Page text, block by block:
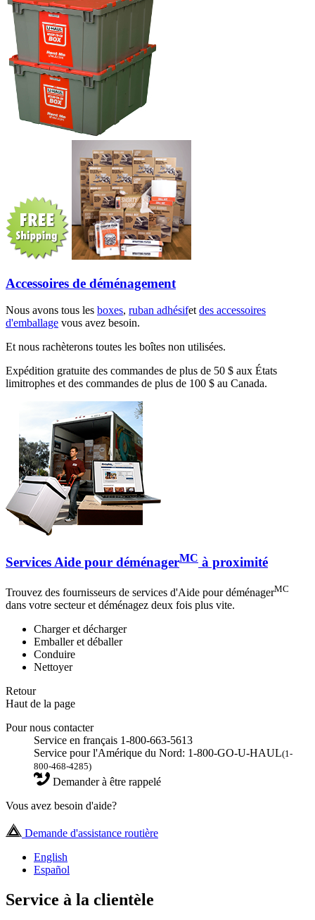
Accessoires de déménagement
Nous avons tous les boxes, ruban adhésifet des accessoires
d'emballage vous avez besoin.
Et nous rachèterons toutes les boîtes non utilisées.
Expédition gratuite des commandes de plus de 50 $ aux États
limitrophes et des commandes de plus de 100 $ au Canada.
Services Aide pour déménagerMC à proximité
Trouvez des fournisseurs de services d'Aide pour déménagerMC
dans votre secteur et déménagez deux fois plus vite.
Charger et décharger
Emballer et déballer
Conduire
Nettoyer
Retour
Haut de la page
Pour nous contacter
Service en français 1-800-663-5613
Service pour l'Amérique du Nord: 1-800-GO-U-HAUL(1-
800-468-4285)
Demander à être rappelé
Vous avez besoin d'aide?
Demande d'assistance routière
English
Español
Service à la clientèle